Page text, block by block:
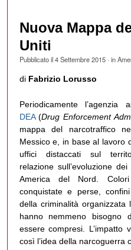
Nuova Mappa
Uniti
Pubblicato il4 Settembre 2015· in
di Fabrizio Lorusso
Periodicamente l’agenzia
DEA(Drug Enforcement
mappa del narcotraffico
Messico e, in base al lavoro
uffici distaccati sul
relazione sull’evoluzione
America del Nord.
conquistate e perse,
della criminalità organizzata
hanno nemmeno bisogno
essere compresi. L’impatto
così l’idea della narcoguerra